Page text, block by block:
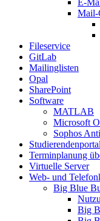
Mail-
Fileservice
GitLab
Mailinglisten
Opal
SharePoint
Software
MATLAB
Microsoft
Sophos
Studierendenportal
Terminplanung
Virtuelle Server
Web- und
Big Blue
Big